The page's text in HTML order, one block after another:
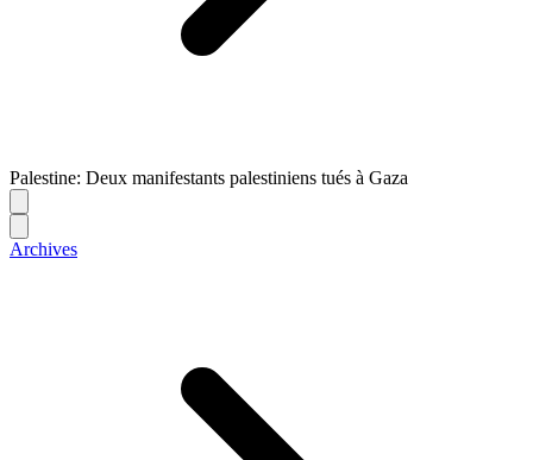
Palestine: Deux manifestants palestiniens tués à Gaza
Archives